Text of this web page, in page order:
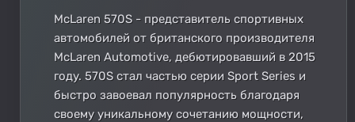
McLaren 570S - представитель спортивных
автомобилей от британского производителя
McLaren Automotive, дебютировавший в 2015
году. 570S стал частью серии Sport Series и
быстро завоевал популярность благодаря
своему уникальному сочетанию мощности,